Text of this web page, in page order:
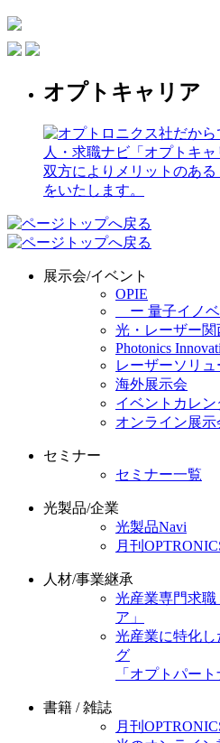
オプトキャリア
展示会/イベント
OPIE
ー 量子イノ
光・レーザー関
Photonics
レーザーソリ
海外展示会
イベントカレン
オンライン展示
セミナー
セミナー一覧
光製品/企業
光製品Navi
月刊
人材/事業継承
光産業専門求職
ア」
光産業に特化
グ
「オプトパート
書籍 / 雑誌
月刊